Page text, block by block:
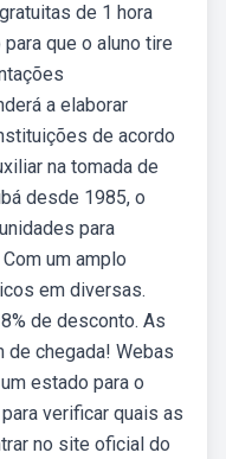
de 1 hora
que o aluno tire
a elaborar
de acordo
na tomada de
desde 1985, o
para
um amplo
em diversas.
de desconto. As
de chegada! Webas
estado para o
verificar quais as
no site oficial do